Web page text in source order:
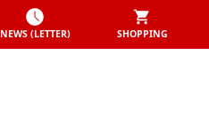
NEWS (LETTER) SHOPPING